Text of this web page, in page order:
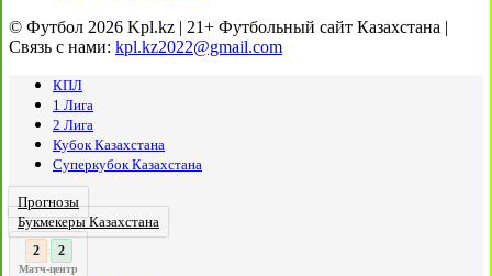
© Футбол 2026 Kpl.kz | 21+ Футбольный сайт Казахстана |
Связь с нами: kpl.kz2022@gmail.com
КПЛ
1 Лига
2 Лига
Кубок Казахстана
Суперкубок Казахстана
Прогнозы
Букмекеры Казахстана
3
:
Матч-центр